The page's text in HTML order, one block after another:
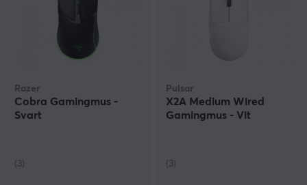
Razer
Cobra Gamingmus -
Svart
(3)
Pulsar
X2A Medium Wired
Gamingmus - Vit
(3)